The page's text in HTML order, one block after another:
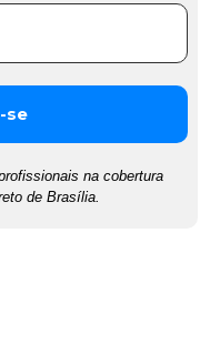
na cobertura
de Brasília.